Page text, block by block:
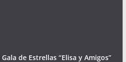
de Estrellas “Elisa y Amigos”